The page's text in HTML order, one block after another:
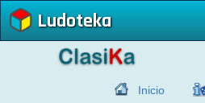
Ludoteka
Inicio